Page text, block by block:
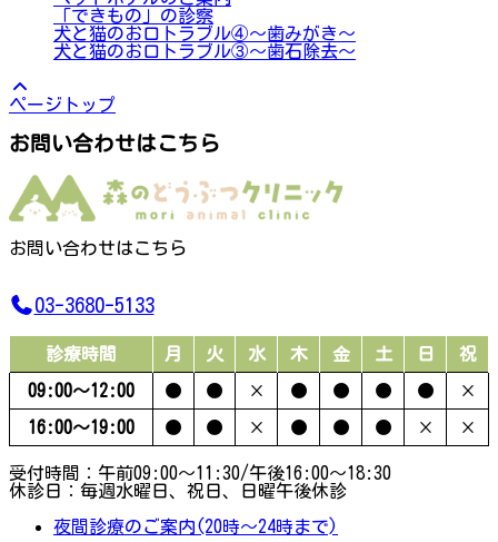
「できもの」の診察
犬と猫のお口トラブル④～歯みがき～
犬と猫のお口トラブル③～歯石除去～
ページトップ
お問い合わせはこちら
お問い合わせはこちら
03-3680-5133
診療時間 月 火 水 木 金 土 日 祝
09:00〜12:00 ● ● × ● ● ● ● ×
16:00〜19:00 ● ● × ● ● ● × ×
受付時間：午前09:00～11:30/午後16:00～18:30
休診日：毎週水曜日、祝日、日曜午後休診
夜間診療のご案内(20時～24時まで)